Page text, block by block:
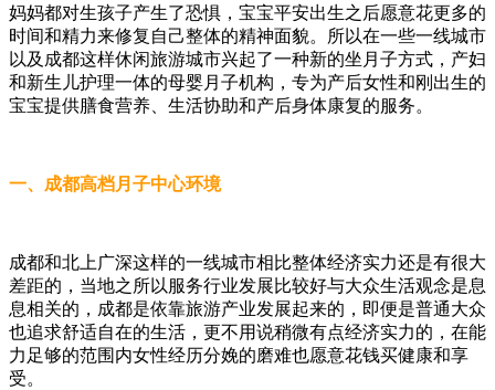
妈妈都对生孩子产生了恐惧，宝宝平安出生之后愿意花更多的
时间和精力来修复自己整体的精神面貌。所以在一些一线城市
以及成都这样休闲旅游城市兴起了一种新的坐月子方式，产妇
和新生儿护理一体的母婴月子机构，专为产后女性和刚出生的
宝宝提供膳食营养、生活协助和产后身体康复的服务。
一、成都高档月子中心环境
成都和北上广深这样的一线城市相比整体经济实力还是有很大
差距的，当地之所以服务行业发展比较好与大众生活观念是息
息相关的，成都是依靠旅游产业发展起来的，即便是普通大众
也追求舒适自在的生活，更不用说稍微有点经济实力的，在能
力足够的范围内女性经历分娩的磨难也愿意花钱买健康和享
受。